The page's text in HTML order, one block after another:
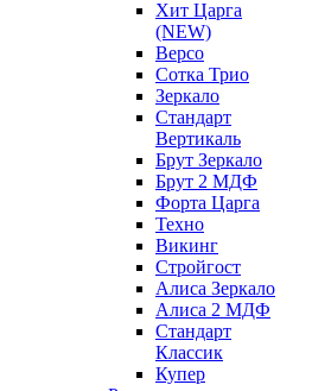
Хит Царга
(NEW)
Версо
Сотка Трио
Зеркало
Стандарт
Вертикаль
Брут Зеркало
Брут 2 МДФ
Форта Царга
Техно
Викинг
Стройгост
Алиса Зеркало
Алиса 2 МДФ
Стандарт
Классик
Купер